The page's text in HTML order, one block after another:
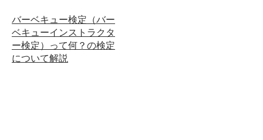
バーベキュー検定（バー
ベキューインストラクタ
ー検定）って何？の検定
について解説